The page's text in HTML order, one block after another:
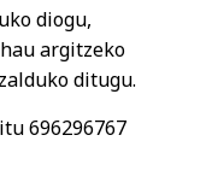
diogu,
argitzeko
ditugu.
696296767